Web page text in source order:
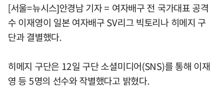
[서울=뉴시스]안경남 기자 = 여자배구 전 국가대표 공격
수 이재영이 일본 여자배구 SV리그 빅토리나 히메지 구
단과 결별했다.
히메지 구단은 12일 구단 소셜미디어(SNS)를 통해 이재
영 등 5명의 선수와 작별했다고 밝혔다.